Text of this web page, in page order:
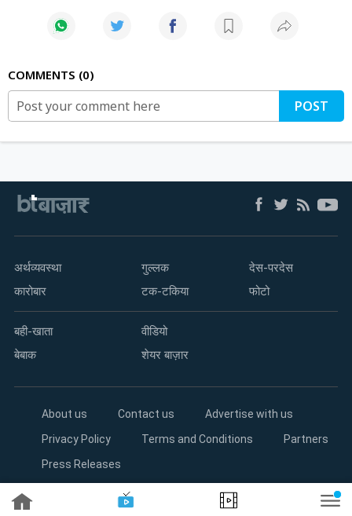
COMMENTS 0
POST
अर्थव्यवस्था
कारोबार
गुल्लक
टक-टकिया
देस-परदेस
फोटो
बही-खाता
बेबाक
वीडियो
शेयर बाज़ार
About us Contact us
Advertise with us
Privacy Policy
Terms and Conditions
Partners
Press Releases
Copyright©2026 Living Media India Limited. For reprint rights: